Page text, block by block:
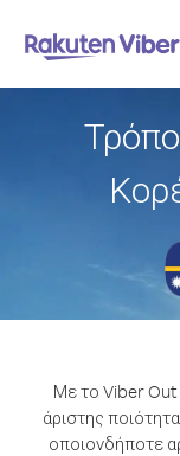
Με το Viber Out
άριστης
οποιονδήποτε